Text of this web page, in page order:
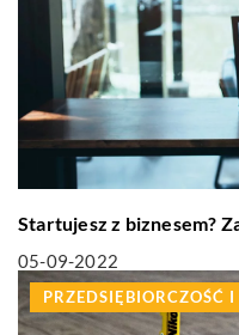
Startujesz z biznesem?
05-09-2022
PRZEDSIĘBIORCZOŚĆ